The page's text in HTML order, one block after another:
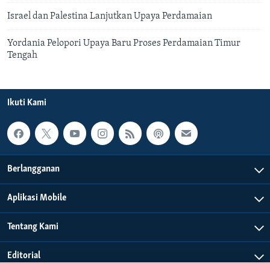
Israel dan Palestina Lanjutkan Upaya Perdamaian
Yordania Pelopori Upaya Baru Proses Perdamaian Timur
Tengah
Ikuti Kami
Berlangganan
Aplikasi Mobile
Tentang Kami
Editorial